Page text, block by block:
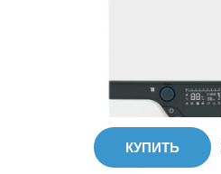
КУПИТЬ